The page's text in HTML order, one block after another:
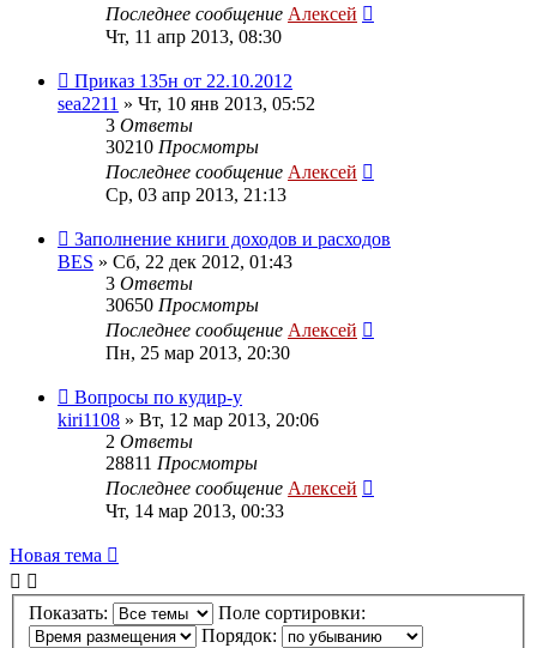
Последнее сообщение Алексей
Чт, 11 апр 2013, 08:30
Приказ 135н от 22.10.2012
sea2211 » Чт, 10 янв 2013, 05:52
3 Ответы
30210 Просмотры
Последнее сообщение Алексей
Ср, 03 апр 2013, 21:13
Заполнение книги доходов и расходов
BES » Сб, 22 дек 2012, 01:43
3 Ответы
30650 Просмотры
Последнее сообщение Алексей
Пн, 25 мар 2013, 20:30
Вопросы по кудир-у
kiri1108 » Вт, 12 мар 2013, 20:06
2 Ответы
28811 Просмотры
Последнее сообщение Алексей
Чт, 14 мар 2013, 00:33
Новая тема
Показать:
Поле сортировки:
Порядок: